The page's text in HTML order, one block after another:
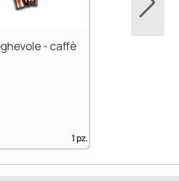
- caffè
1 pz.